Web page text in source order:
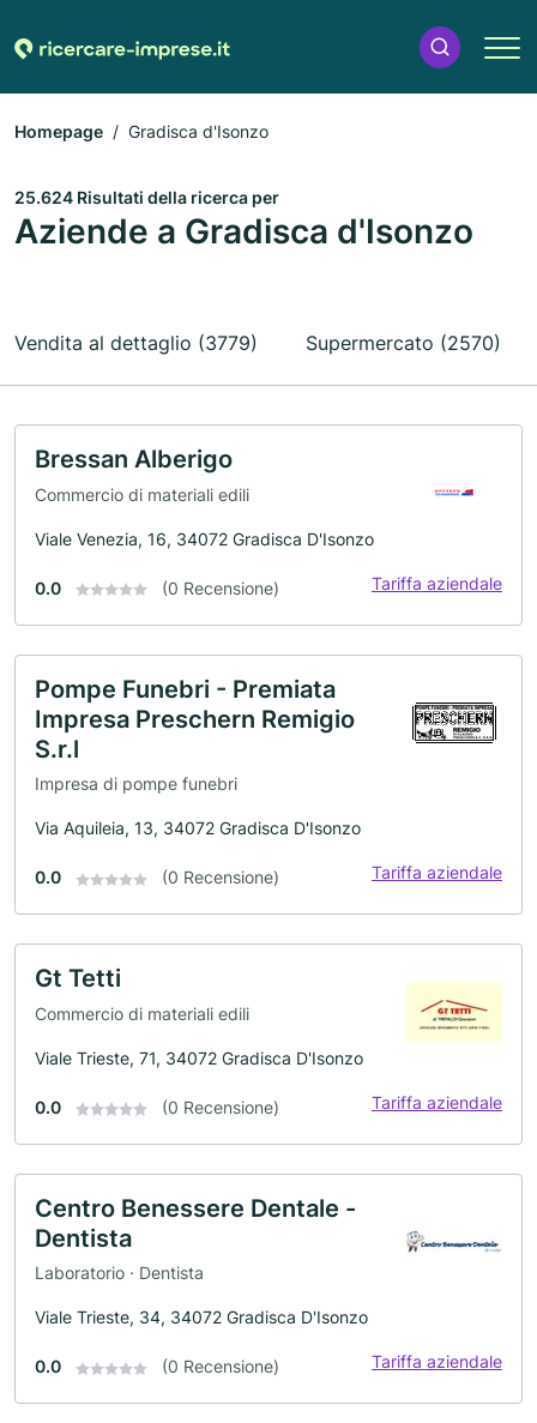
Homepage Gradisca d'Isonzo
25.624 Risultati della ricerca per
Aziende a Gradisca d'Isonzo
Vendita al dettaglio (3779) Supermercato (2570)
Bressan Alberigo
Commercio di materiali edili
Viale Venezia, 16, 34072 Gradisca D'Isonzo
0.0 (0 Recensione) Tariffa aziendale
Pompe Funebri - Premiata
Impresa Preschern Remigio
S.r.l
Impresa di pompe funebri
Via Aquileia, 13, 34072 Gradisca D'Isonzo
0.0 (0 Recensione) Tariffa aziendale
Gt Tetti
Commercio di materiali edili
Viale Trieste, 71, 34072 Gradisca D'Isonzo
0.0 (0 Recensione) Tariffa aziendale
Centro Benessere Dentale -
Dentista
Laboratorio · Dentista
Viale Trieste, 34, 34072 Gradisca D'Isonzo
0.0 (0 Recensione) Tariffa aziendale